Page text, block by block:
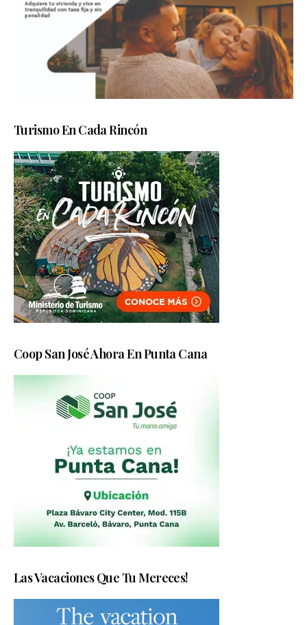
Turismo En Cada Rincón
Coop San José Ahora En Punta Cana
Las Vacaciones Que Tu Mereces!